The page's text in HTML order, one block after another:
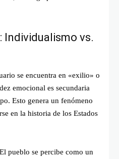
Individualismo vs.
se encuentra en «exilio» o
emocional es secundaria
Esto genera un fenómeno
en la historia de los Estados
El pueblo se percibe como un